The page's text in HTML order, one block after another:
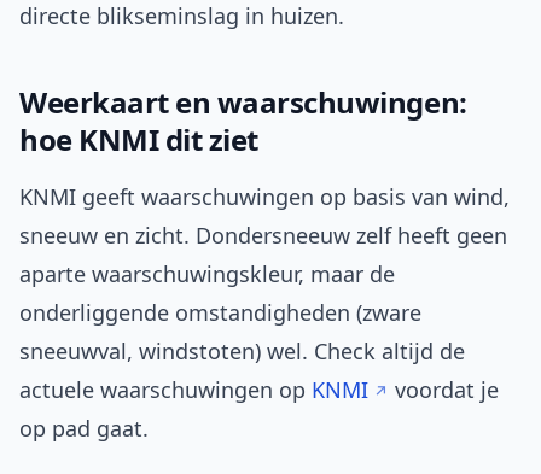
directe blikseminslag in huizen.
Weerkaart en waarschuwingen:
hoe KNMI dit ziet
KNMI geeft waarschuwingen op basis van wind,
sneeuw en zicht. Dondersneeuw zelf heeft geen
aparte waarschuwingskleur, maar de
onderliggende omstandigheden (zware
sneeuwval, windstoten) wel. Check altijd de
actuele waarschuwingen op KNMI
voordat je
op pad gaat.